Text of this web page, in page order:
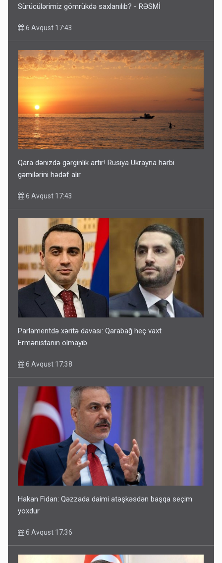
Sürücülərimiz gömrükdə saxlanılıb? - RƏSMİ
6 Avqust 17:43
Qara dənizdə gərginlik artır! Rusiya Ukrayna hərbi
gəmilərini hədəf alır
6 Avqust 17:43
Parlamentdə xəritə davası: Qarabağ heç vaxt
Ermənistanın olmayıb
6 Avqust 17:38
Hakan Fidan: Qəzzada daimi atəşkəsdən başqa seçim
yoxdur
6 Avqust 17:36